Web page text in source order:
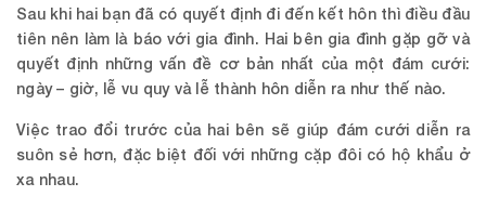
Sau khi hai bạn đã có quyết định đi đến kết hôn thì điều đầu
tiên nên làm là báo với gia đình. Hai bên gia đình gặp gỡ và
quyết định những vấn đề cơ bản nhất của một đám cưới:
ngày – giờ, lễ vu quy và lễ thành hôn diễn ra như thế nào.
Việc trao đổi trước của hai bên sẽ giúp đám cưới diễn ra
suôn sẻ hơn, đặc biệt đối với những cặp đôi có hộ khẩu ở
xa nhau.